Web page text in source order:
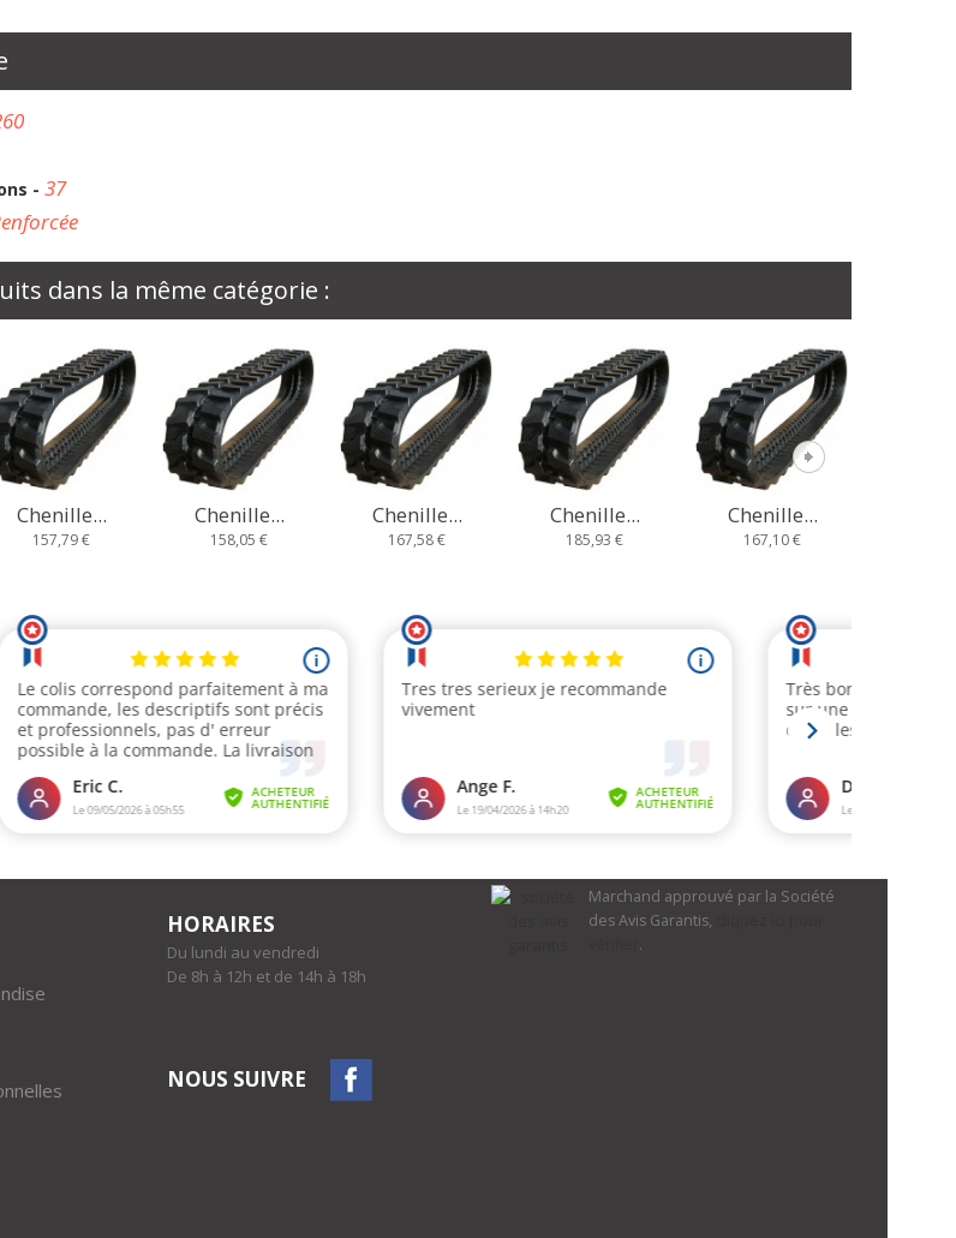
- 37
dans la même catégorie :
Chenille...
158,05 €
Chenille...
167,58 €
Chenille...
185,93 €
Chenille...
167,10 €
Chenille...
235,67 €
NOUS SUIVRE
HORAIRES
Du lundi au vendredi
De 8h à 12h et de 14h à 18h
Marchand approuvé par la Société
des Avis Garantis,
.